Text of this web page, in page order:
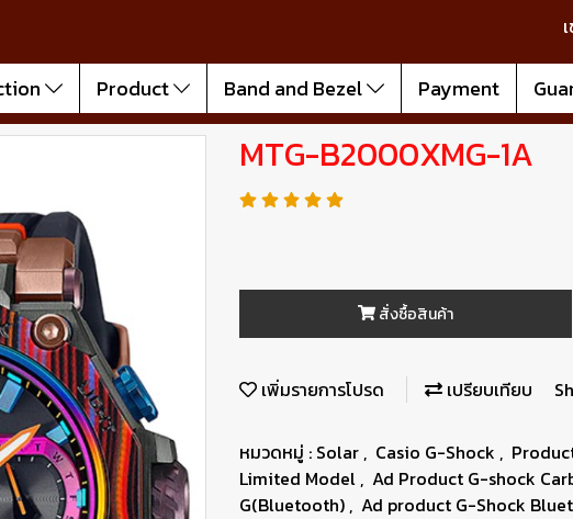
Product Band and Bezel Payment
MTG-B2000XMG-1A
สั่งซื้อสินค้า
เพิ่มรายการโปรด เปรียบเทียบ
หมวดหมู่ : Solar , Casio G-Shock ,
Limited Model , Ad Product G-shock
G(Bluetooth) , Ad product G-Shock